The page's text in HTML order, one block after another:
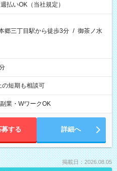
いOK（当社規定）
郷三丁目駅から徒歩3分 / 御茶ノ水
短期も相談可
副業・WワークOK
募する 詳細へ
掲載日：2026.08.05